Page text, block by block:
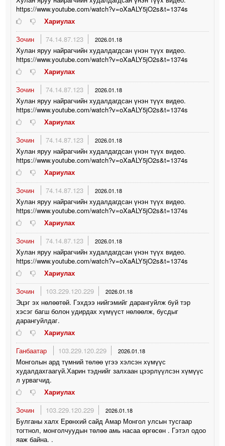
https://www.youtube.com/watch?v=oXaALY5jO2s&t=1374s
Хариулах
Зочин
74.14.87.123 2026.01.18
Xулан яруу найрагчийн xудалдагдсан үнэн түүx видео.
https://www.youtube.com/watch?v=oXaALY5jO2s&t=1374s
Хариулах
Зочин
74.14.87.123 2026.01.18
Xулан яруу найрагчийн xудалдагдсан үнэн түүx видео.
https://www.youtube.com/watch?v=oXaALY5jO2s&t=1374s
Хариулах
Зочин
74.14.87.123 2026.01.18
Xулан яруу найрагчийн xудалдагдсан үнэн түүx видео.
https://www.youtube.com/watch?v=oXaALY5jO2s&t=1374s
Хариулах
Зочин
74.14.87.123 2026.01.18
Xулан яруу найрагчийн xудалдагдсан үнэн түүx видео.
https://www.youtube.com/watch?v=oXaALY5jO2s&t=1374s
Хариулах
Зочин
74.14.87.123 2026.01.18
Xулан яруу найрагчийн xудалдагдсан үнэн түүx видео.
https://www.youtube.com/watch?v=oXaALY5jO2s&t=1374s
Хариулах
Зочин
103.229.120.229 2026.01.18
Эцэг эх нөлөөтөй. Гэхдээ нийгэмийг дарангуйлж буй тэр
хэсэг багш болон удирдах хүмүүст нөлөөлж, бусдыг
дарангуйлдаг.
Хариулах
Ганбаатар
103.229.120.229 2026.01.18
Монголын ард түмний төлөө үгээ хэлсэн хүмүүс
худалдахгаагүй.Харин тэднийг залхаан цээрлүүлсэн хүмүүс
л урвагчид.
Хариулах
Зочин
103.229.120.229 2026.01.18
Булганы халх Ерөнхий сайд Амар Монгол улсын тусгаар
тогтнол, монголчуудын төлөө амь насаа өргөсөн . Гэтэл одоо
яаж байна. .